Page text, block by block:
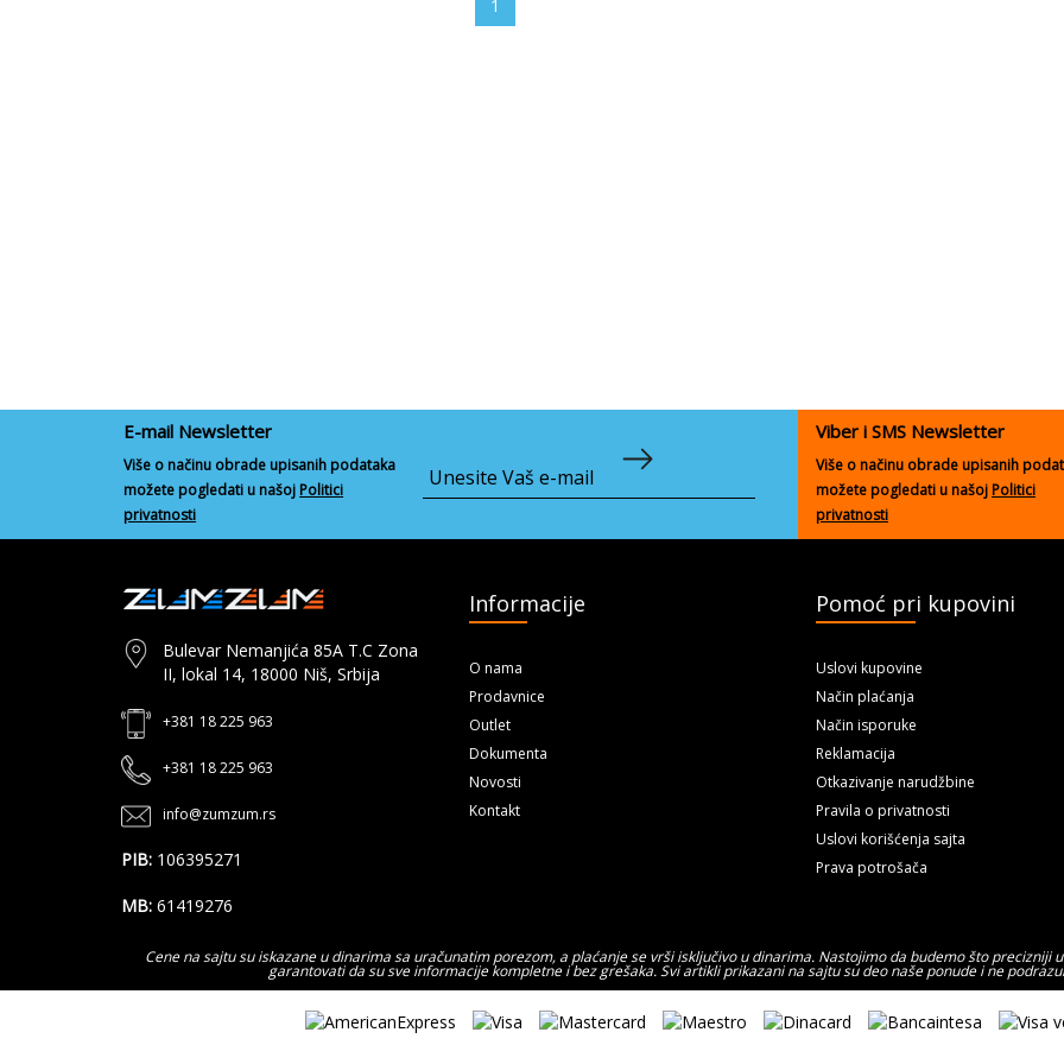
1
E-mail Newsletter
Više o načinu obrade upisanih podataka
možete pogledati u našoj Politici
privatnosti
Viber i SMS Newsletter
Više o načinu obrade upisanih
možete pogledati u našojPolitici
privatnosti
Bulevar Nemanjića 85A T.C Zona
II, lokal 14, 18000 Niš, Srbija
+381 18 225 963
+381 18 225 963
info@zumzum.rs
PIB: 106395271
MB: 61419276
Informacije
O nama
Prodavnice
Outlet
Dokumenta
Novosti
Kontakt
Pomoć pri kupovini
Uslovi kupovine
Način plaćanja
Način isporuke
Reklamacija
Otkazivanje narudžbine
Pravila o privatnosti
Uslovi korišćenja sajta
Prava potrošača
Cene na sajtu su iskazane u dinarima sa uračunatim porezom, a plaćanje se vrši isključivo u dinarima. Nastojimo da budemo što precizniji
garantovati da su sve informacije kompletne i bez grešaka. Svi artikli prikazani na sajtu su deo naše ponude i ne